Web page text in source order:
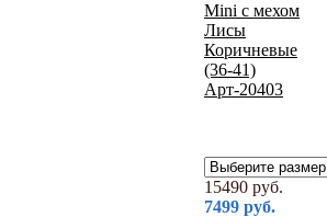
15490 руб.
7499 руб.